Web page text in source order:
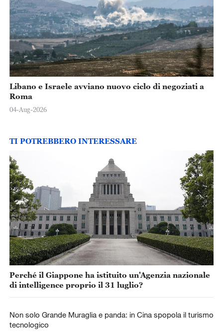
Libano e Israele avviano nuovo ciclo di negoziati a
Roma
04-Aug-2026
TI POTREBBERO INTERESSARE
Perché il Giappone ha istituito un'Agenzia nazionale
di intelligence proprio il 31 luglio?
Non solo Grande Muraglia e panda: in Cina spopola il turismo
tecnologico